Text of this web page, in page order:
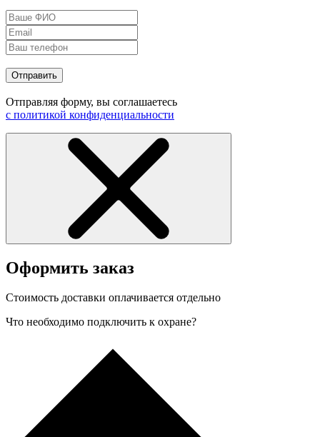
Отправить
Отправляя форму, вы соглашаетесь
с политикой конфиденциальности
Оформить заказ
Стоимость доставки оплачивается отдельно
Что необходимо подключить к охране?